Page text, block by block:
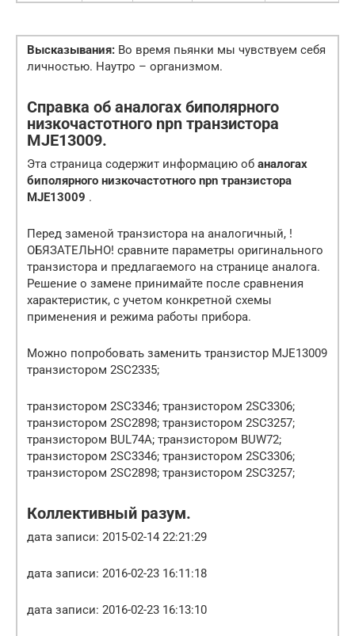
Высказывания: Во время пьянки мы чувствуем себя
личностью. Наутро – организмом.
Справка об аналогах биполярного
низкочастотного npn транзистора
MJE13009.
Эта страница содержит информацию об аналогах
биполярного низкочастотного npn транзистора
MJE13009 .
Перед заменой транзистора на аналогичный, !
ОБЯЗАТЕЛЬНО! сравните параметры оригинального
транзистора и предлагаемого на странице аналога.
Решение о замене принимайте после сравнения
характеристик, с учетом конкретной схемы
применения и режима работы прибора.
Можно попробовать заменить транзистор MJE13009
транзистором 2SC2335;
транзистором 2SC3346; транзистором 2SC3306;
транзистором 2SC2898; транзистором 2SC3257;
транзистором BUL74A; транзистором BUW72;
транзистором 2SC3346; транзистором 2SC3306;
транзистором 2SC2898; транзистором 2SC3257;
Коллективный разум.
дата записи: 2015-02-14 22:21:29
дата записи: 2016-02-23 16:11:18
дата записи: 2016-02-23 16:13:10